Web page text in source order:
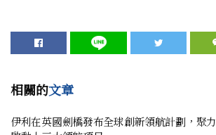
相關的文章
伊利在英國劍橋發布全球創新領航計劃，聚力